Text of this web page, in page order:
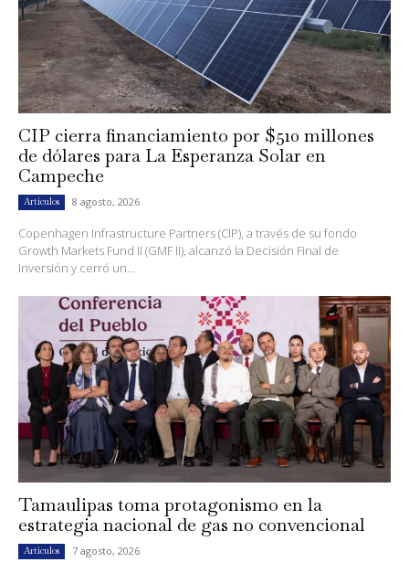
CIP cierra financiamiento por $510 millones
de dólares para La Esperanza Solar en
Campeche
Artículos 8 agosto, 2026
Copenhagen Infrastructure Partners (CIP), a través de su fondo
Growth Markets Fund II (GMF II), alcanzó la Decisión Final de
Inversión y cerró un...
Tamaulipas toma protagonismo en la
estrategia nacional de gas no convencional
Artículos 7 agosto, 2026